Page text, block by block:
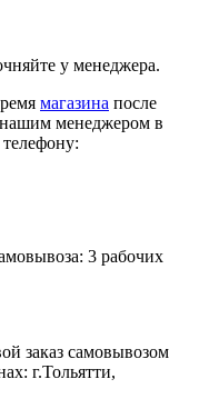
у менеджера.
магазина после
менеджером в
3 рабочих
заказ самовывозом
г.Тольятти,